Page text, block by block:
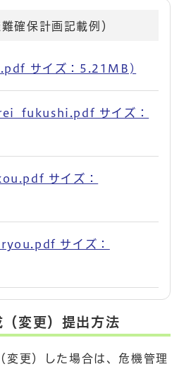
確保計画記載例）
サイズ：5.21MB)
サイズ：
サイズ：
サイズ：
変更）提出方法
変更）した場合は、危機管理